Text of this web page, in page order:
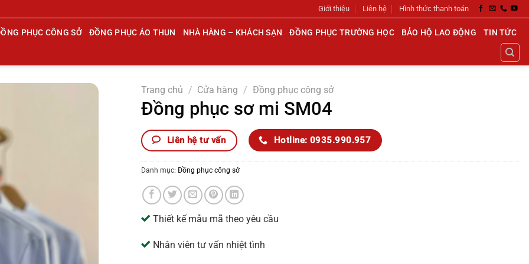
Giới thiệu Liên hệ Hình thức thanh toán
PHỤC CÔNG SỞ ĐỒNG PHỤC ÁO THUN NHÀ HÀNG – KHÁCH SẠN ĐỒNG PHỤC TRƯỜNG HỌC BẢO HỘ LAO ĐỘNG TIN TỨC
Trang chủ / Cửa hàng / Đồng phục công sở
Đồng phục sơ mi SM04
Liên hệ tư vấn Hotline: 0935.990.957
Danh mục: Đồng phục công sở
Thiết kế mẫu mã theo yêu cầu
Nhân viên tư vấn nhiệt tình